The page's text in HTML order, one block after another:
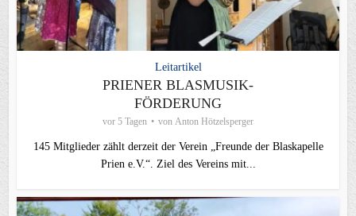
Leitartikel
PRIENER BLASMUSIK-
FÖRDERUNG
vor 5 Tagen von Anton Hötzelsperger
145 Mitglieder zählt derzeit der Verein „Freunde der Blaskapelle
Prien e.V.“. Ziel des Vereins mit...